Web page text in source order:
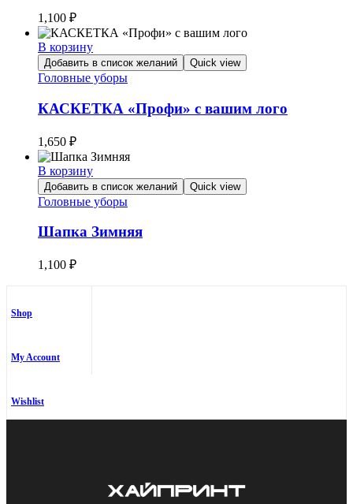
1,100 ₽
В корзину
Добавить в список желаний Quick view
Головные уборы
КАСКЕТКА «Профи» с вашим лого
1,650 ₽
В корзину
Добавить в список желаний Quick view
Головные уборы
Шапка Зимняя
1,100 ₽
Shop
My Account
Wishlist